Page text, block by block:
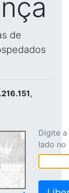
de
,
Digite
lado no